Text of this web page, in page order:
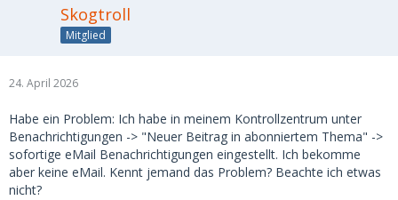
Skogtroll
Mitglied
24. April 2026
Habe ein Problem: Ich habe in meinem Kontrollzentrum unter
Benachrichtigungen -> "Neuer Beitrag in abonniertem Thema" ->
sofortige eMail Benachrichtigungen eingestellt. Ich bekomme
aber keine eMail. Kennt jemand das Problem? Beachte ich etwas
nicht?